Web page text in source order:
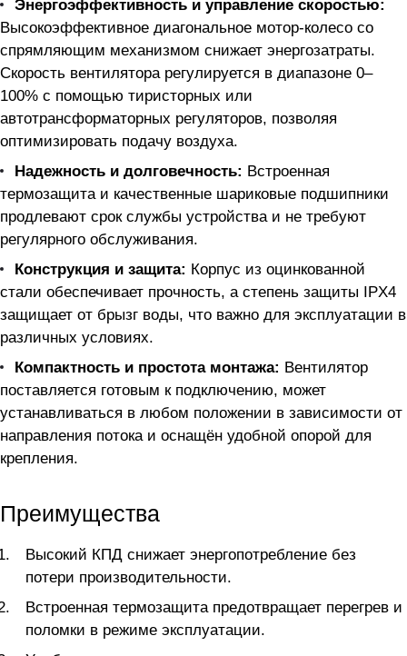
Энергоэффективность и управление скоростью:
Высокоэффективное диагональное мотор-колесо со
спрямляющим механизмом снижает энергозатраты.
Скорость вентилятора регулируется в диапазоне 0–
100% с помощью тиристорных или
автотрансформаторных регуляторов, позволяя
оптимизировать подачу воздуха.
Надежность и долговечность: Встроенная
термозащита и качественные шариковые подшипники
продлевают срок службы устройства и не требуют
регулярного обслуживания.
Конструкция и защита: Корпус из оцинкованной
стали обеспечивает прочность, а степень защиты IPX4
защищает от брызг воды, что важно для эксплуатации в
различных условиях.
Компактность и простота монтажа: Вентилятор
поставляется готовым к подключению, может
устанавливаться в любом положении в зависимости от
направления потока и оснащён удобной опорой для
крепления.
Преимущества
Высокий КПД снижает энергопотребление без
потери производительности.
Встроенная термозащита предотвращает перегрев и
поломки в режиме эксплуатации.